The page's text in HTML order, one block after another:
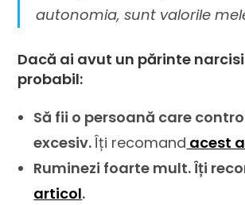
autonomia, sunt valorile
Dacă ai avut un părinte
probabil:
Să fii o persoană care
excesiv.Îți recomand acest
Ruminezi foarte mult. Îți
articol.